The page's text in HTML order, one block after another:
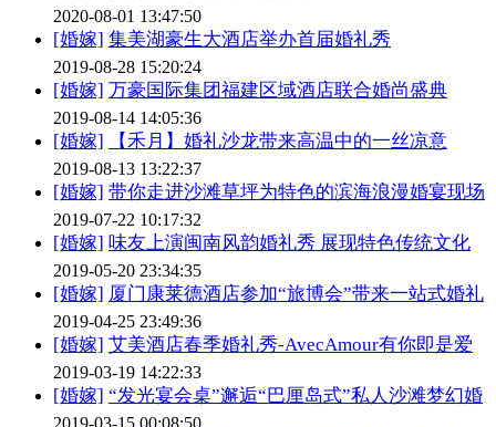
2020-08-01 13:47:50
[婚嫁] 集美湖豪生大酒店举办首届婚礼秀
2019-08-28 15:20:24
[婚嫁] 万豪国际集团福建区域酒店联合婚尚盛典
2019-08-14 14:05:36
[婚嫁] 【禾月】婚礼沙龙带来高温中的一丝凉意
2019-08-13 13:22:37
[婚嫁] 带你走进沙滩草坪为特色的滨海浪漫婚宴现场
2019-07-22 10:17:32
[婚嫁] 味友上演闽南风韵婚礼秀 展现特色传统文化
2019-05-20 23:34:35
[婚嫁] 厦门康莱德酒店参加“旅博会”带来一站式婚礼
2019-04-25 23:49:36
[婚嫁] 艾美酒店春季婚礼秀-AvecAmour有你即是爱
2019-03-19 14:22:33
[婚嫁] “发光宴会桌”邂逅“巴厘岛式”私人沙滩梦幻婚
2019-03-15 00:08:50